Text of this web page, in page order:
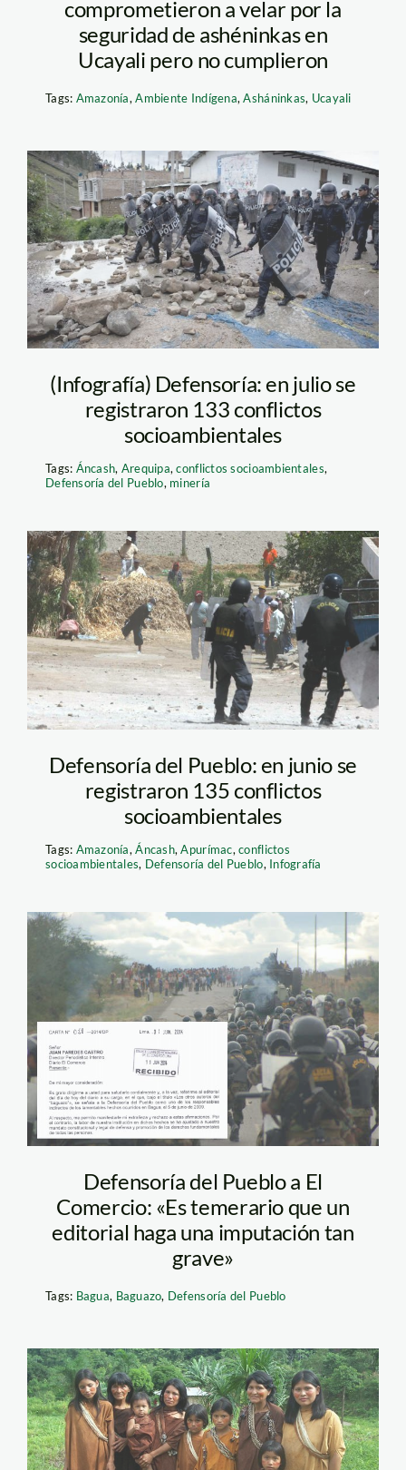
comprometieron a velar por la
seguridad de ashéninkas en
Ucayali pero no cumplieron
Tags: Amazonía,Ambiente Indígena,Asháninkas, Ucayali
conga_bloqueo
(Infografía) Defensoría: en julio se
registraron 133 conflictos
socioambientales
Tags: Áncash, Arequipa,conflictos socioambientales,
Defensoría del Pueblo, minería
Conflictos sociales.
Foto: Perú 21
Defensoría del Pueblo: en junio se
registraron 135 conflictos
socioambientales
Tags: Amazonía,Áncash,Apurímac,conflictos
socioambientales, Defensoría del Pueblo, Infografía
foto
Defensoría del Pueblo a El
Comercio: «Es temerario que un
editorial haga una imputación tan
grave»
Tags: Bagua, Baguazo, Defensoría del Pueblo